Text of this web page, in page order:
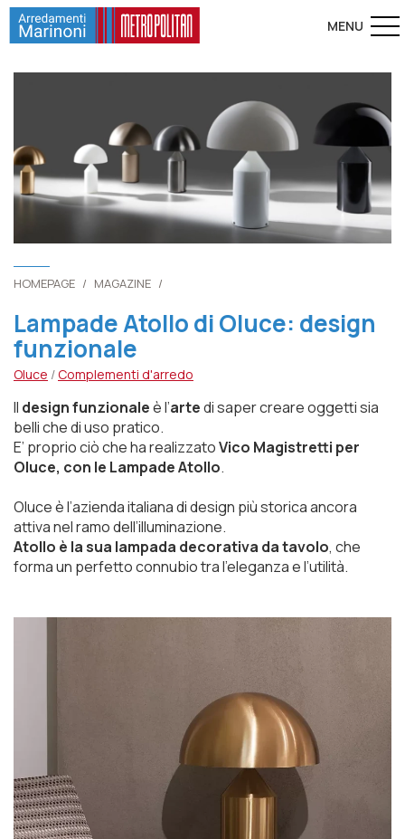
HOMEPAGE / MAGAZINE /
Lampade Atollo di Oluce: design
funzionale
Oluce / Complementi d'arredo
Il design funzionaleè l’artedi saper creare oggetti sia
belli che di uso pratico.
E’ proprio ciò che ha realizzatoVico Magistretti per
Oluce, con le Lampade Atollo.
Oluce è l’azienda italiana di design più storica ancora
attiva nel ramo dell’illuminazione.
Atollo è la sua lampada decorativa da tavolo, che
forma un perfetto connubio tra l’eleganza e l’utilità.